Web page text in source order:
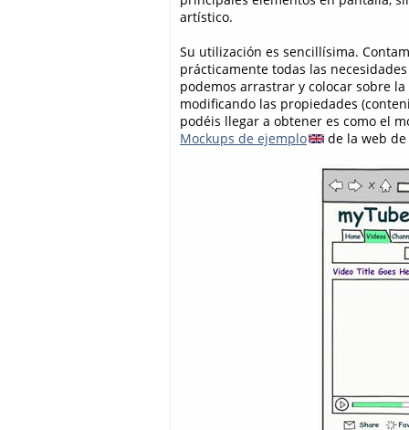
artístico.
Su utilización es sencillísima.
prácticamente todas las
podemos arrastrar y colocar sobre
modificando las propiedades
podéis llegar a obtener es como el
Mockups de ejemplo
de la web